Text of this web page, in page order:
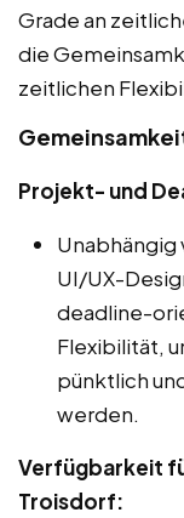
Grade an
die
zeitlichen
Projekt- und
Unabhängig
UI/UX-
deadline-
Flexibilität,
pünktlich
werden.
Verfügbarkeit
Troisdorf: